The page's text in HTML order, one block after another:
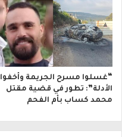
“غسلوا مسرح الجريمة وأخفوا
الأدلة”: تطور في قضية مقتل
محمد كساب بأم الفحم